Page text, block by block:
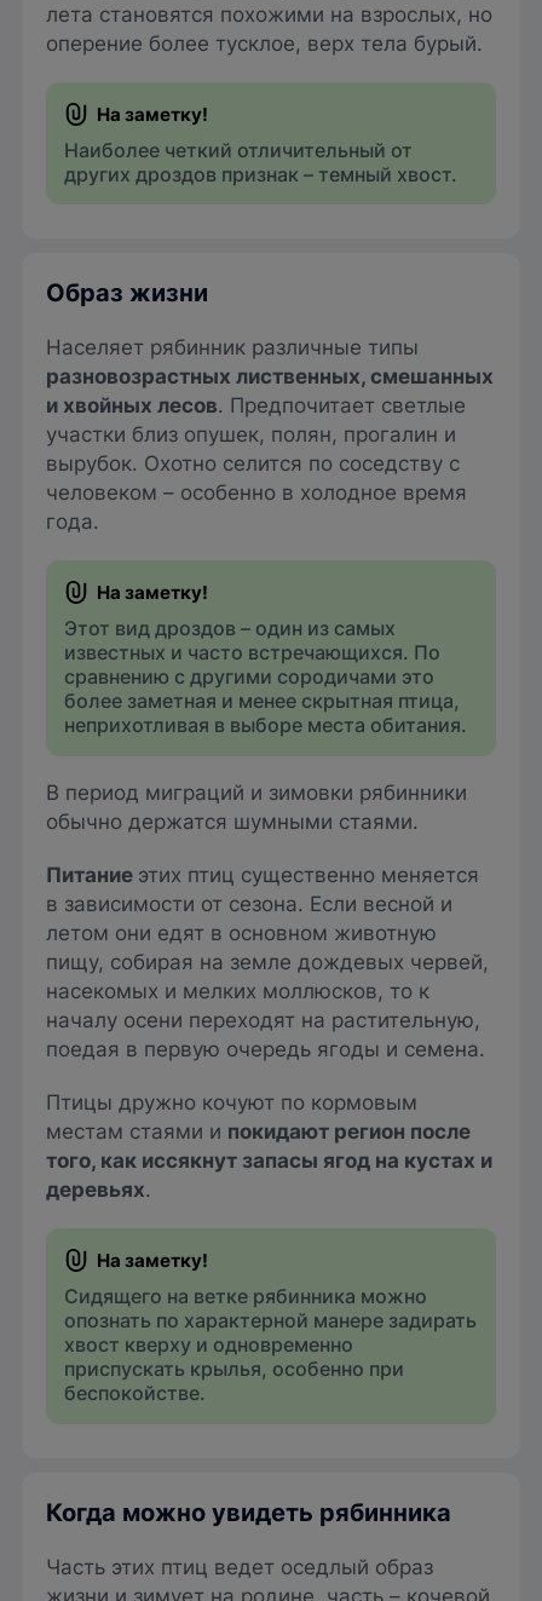
лета становятся похожими на взрослых, но
оперение более тусклое, верх тела бурый.
Наиболее четкий отличительный от
других дроздов признак – темный хвост.
Образ жизни
Населяет рябинник различные типы
разновозрастных лиственных, смешанных
и хвойных лесов. Предпочитает светлые
участки близ опушек, полян, прогалин и
вырубок. Охотно селится по соседству с
человеком – особенно в холодное время
года.
Этот вид дроздов – один из самых
известных и часто встречающихся. По
сравнению с другими сородичами это
более заметная и менее скрытная птица,
неприхотливая в выборе места обитания.
В период миграций и зимовки рябинники
обычно держатся шумными стаями.
Питание этих птиц существенно меняется
в зависимости от сезона. Если весной и
летом они едят в основном животную
пищу, собирая на земле дождевых червей,
насекомых и мелких моллюсков, то к
началу осени переходят на растительную,
поедая в первую очередь ягоды и семена.
Птицы дружно кочуют по кормовым
местам стаями и покидают регион после
того, как иссякнут запасы ягод на кустах и
деревьях.
Сидящего на ветке рябинника можно
опознать по характерной манере задирать
хвост кверху и одновременно
приспускать крылья, особенно при
беспокойстве.
Когда можно увидеть рябинника
Часть этих птиц ведет оседлый образ
жизни и зимует на родине, часть – кочевой.